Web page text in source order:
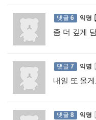
댓글 6 익명
좀 더 깊게
댓글 7 익명
내일 또 올게
댓글 8 익명